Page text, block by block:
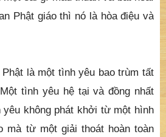
Phật giáo thì nó là hòa điệu và
là một tình yêu bao trùm tất
tình yêu hệ tại và đồng nhất
không phát khởi từ một hình
mà từ một giải thoát hoàn toàn